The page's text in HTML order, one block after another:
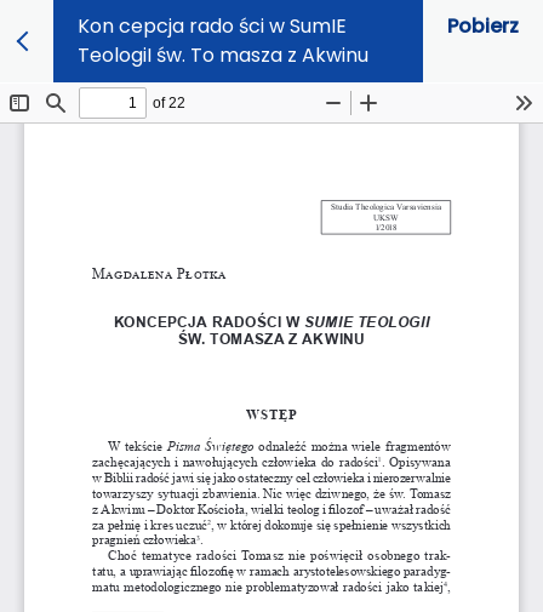
Kon cepcja rado ści w SumIE
TeologiI św. To masza z Akwinu
Pobierz